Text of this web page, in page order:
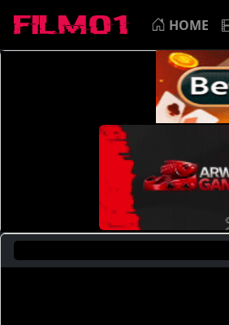
HOME